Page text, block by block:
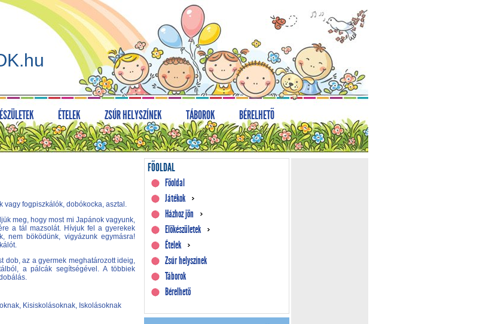
ÉTELEK ZSÚR HELYSZÍNEK TÁBOROK BÉRELHETŐ
vagy fogpiszkálók, dobókocka, asztal.
meg, hogy most mi Japánok vagyunk,
a tál mazsolát. Hívjuk fel a gyerekek
nem böködünk, vigyázunk egymásra!
dob, az a gyermek meghatározott ideig,
a pálcák segítségével. A többiek
Kisiskolásoknak, Iskolásoknak
FŐOLDAL
Főoldal
Játékok
Házhoz jön
Előkészületek
Ételek
Zsúr helyszínek
Táborok
Bérelhető